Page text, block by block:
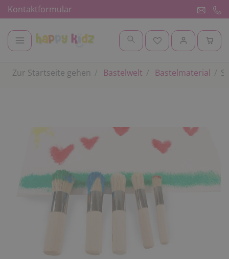
Kontaktformular
Zur Startseite gehen Bastelwelt Bastelmaterial